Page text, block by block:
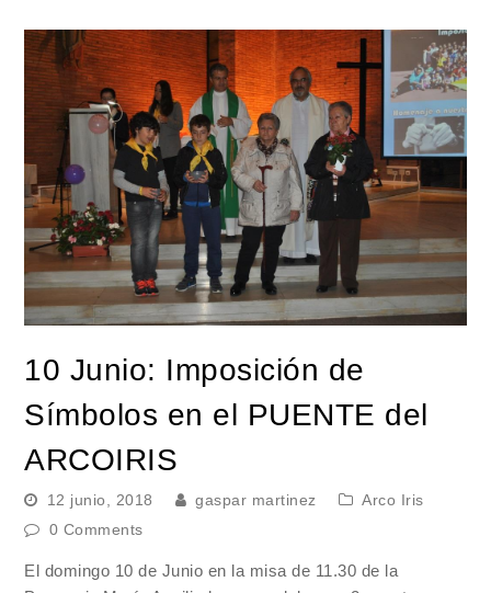
10 Junio: Imposición de
Símbolos en el PUENTE del
ARCOIRIS
12 junio, 2018 gaspar martinez
Arco Iris
0 Comments
El domingo 10 de Junio en la misa de 11.30 de la